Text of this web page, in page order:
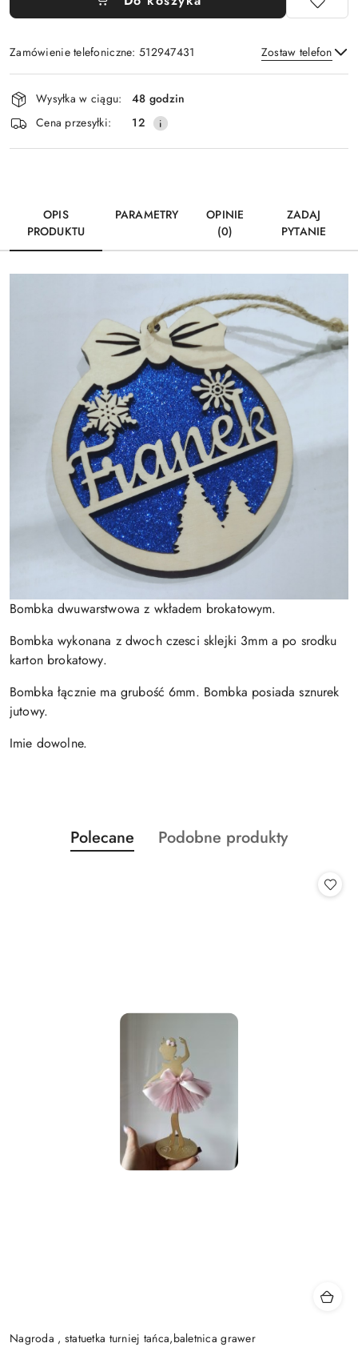
Zamówienie telefoniczne: 512947431 Zostaw telefon
Wyślij
Dostępność
i
dostawa
Wysyłka w ciągu:
48 godzin
Cena przesyłki:
12
OPIS
PRODUKTU
PARAMETRY
OPINIE
(0)
ZADAJ
PYTANIE
Bombka dwuwarstwowa z wkładem brokatowym.
Bombka wykonana z dwoch czesci sklejki 3mm a po srodku
karton brokatowy.
Bombka łącznie ma grubość 6mm. Bombka posiada sznurek
jutowy.
Imie dowolne.
Pomiń karuzelę produktów
Produkty
o
Polecane
Produkty
Podobne produkty
Nagroda , statuetka turniej tańca,baletnica grawer